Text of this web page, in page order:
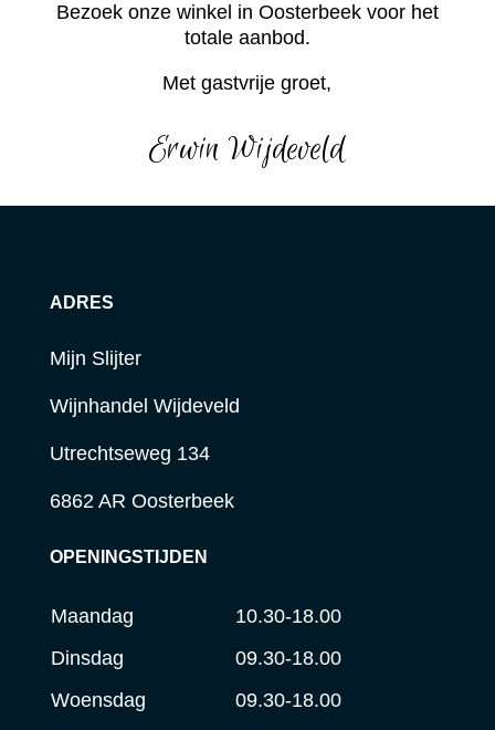
Bezoek onze winkel in Oosterbeek voor het
totale aanbod.
Met gastvrije groet,
Erwin Wijdeveld
ADRES
Mijn Slijter
Wijnhandel Wijdeveld
Utrechtseweg 134
6862 AR Oosterbeek
OPENINGSTIJDEN
Maandag
10.30-18.00
Dinsdag
09.30-18.00
Woensdag
09.30-18.00